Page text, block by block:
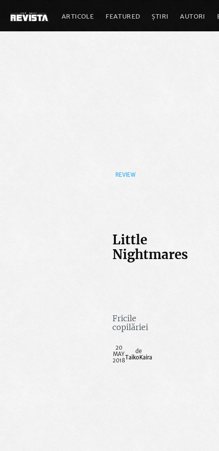
ARTICOLE FEATURED ȘTIRI AUTORI
REVIEW
Little
Nightmares
Fricile
copilăriei
20
MAY
2018TaikoKaira